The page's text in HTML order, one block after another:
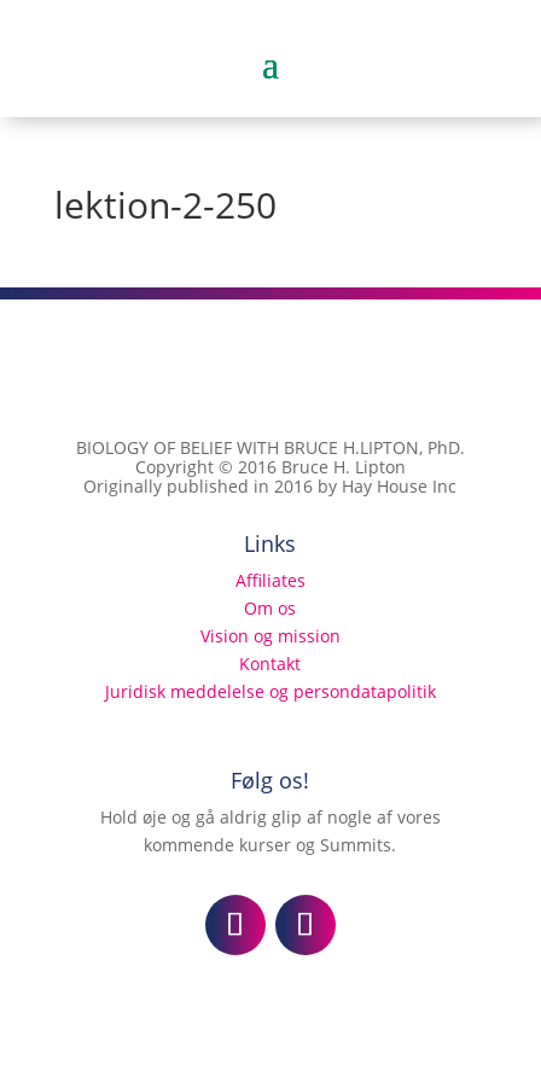
lektion-2-250
BIOLOGY OF BELIEF WITH BRUCE H.LIPTON, PhD.
Copyright © 2016 Bruce H. Lipton
Originally published in 2016 by Hay House Inc
Links
Affiliates
Om os
Vision og mission
Kontakt
Juridisk meddelelse og persondatapolitik
Følg os!
Hold øje og gå aldrig glip af nogle af vores
kommende kurser og Summits.